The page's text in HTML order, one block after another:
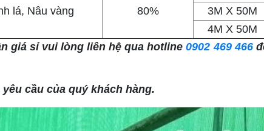
lá, Nâu vàng 80%
3M X 50M
4M X 50M
giá sỉ vui lòng liên hệ qua hotline0902 469 466
cầu của quý khách hàng.